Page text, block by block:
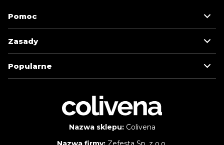
Pomoc
Zasady
Popularne
Nazwa sklepu:Colivena